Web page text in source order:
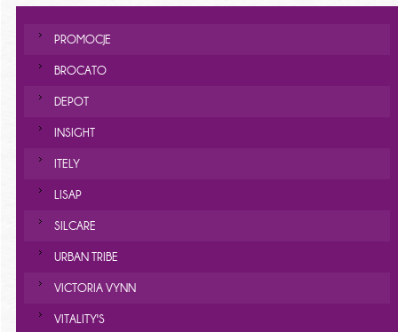
PROMOCJE
BROCATO
DEPOT
INSIGHT
ITELY
LISAP
SILCARE
URBAN TRIBE
VICTORIA VYNN
VITALITY'S